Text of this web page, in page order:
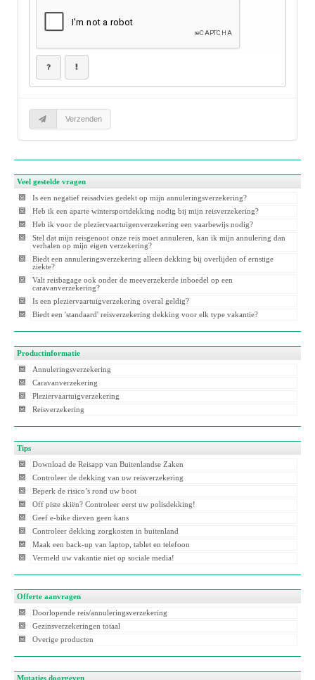
Veel gestelde vragen
Is een negatief reisadvies gedekt op mijn annuleringsverzekering?
Heb ik een aparte wintersportdekking nodig bij mijn reisverzekering?
Heb ik voor de pleziervaartuigenverzekering een vaarbewijs nodig?
Stel dat mijn reisgenoot onze reis moet annuleren, kan ik mijn annulering dan
verhalen op mijn eigen verzekering?
Biedt een annuleringsverzekering alleen dekking bij overlijden of ernstige
ziekte?
Valt reisbagage ook onder de meeverzekerde inboedel op een
caravanverzekering?
Is een pleziervaartuigverzekering overal geldig?
Biedt een 'standaard' reisverzekering dekking voor elk type vakantie?
Productinformatie
Annuleringsverzekering
Caravanverzekering
Pleziervaartuigverzekering
Reisverzekering
Tips
Download de Reisapp van Buitenlandse Zaken
Controleer de dekking van uw reisverzekering
Beperk de risico’s rond uw boot
Off piste skiën? Controleer eerst uw polisdekking!
Geef e-bike dieven geen kans
Controleer dekking zorgkosten in buitenland
Maak een back-up van laptop, tablet en telefoon
Vermeld uw vakantie niet op sociale media!
Offerte aanvragen
Doorlopende reis/annuleringsverzekering
Gezinsverzekeringen totaal
Overige producten
Mutaties doorgeven